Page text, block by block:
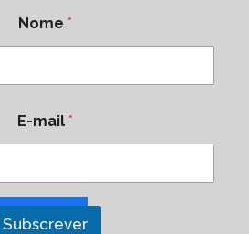
Nome *
E-mail *
Subscrever